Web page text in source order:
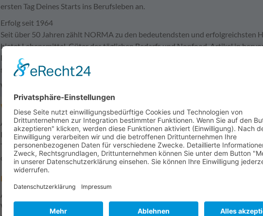
ersten Tag Deines Starts ins Berufsleben an.
Erfolg seit 1964
Seit über 50 Jahren zählt NORMA zu den bedeutendsten und
bietet Lebensmittel, Güter des täglichen Bedarfs und Nonfood-Artikel in
Mit 16 Niederlassungen und über 1.450 Filialen vornehmlich in Deutschland,
sind wir perfekt aufgestellt.
Wer jetzt noch fehlt bist Du! Denn jedes Jahr bieten wir jungen Menschen
VERKÄUFER
Ausbildungsdauer: 2 Jahre
In Deiner abwechslungsreichen und vielseitigen Ausbildungszeit erlernst Du
Tätigkeitsfeldern Warenannahme und -lagerung, Service an der Kasse,
dabei gehen Theorie und Praxis Hand in Hand.
KAUFMANN IM EINZELHANDEL
Ausbildungsdauer: 3 Jahre
Während Deiner umfangreichen Ausbildung bei NORMA wird Dir